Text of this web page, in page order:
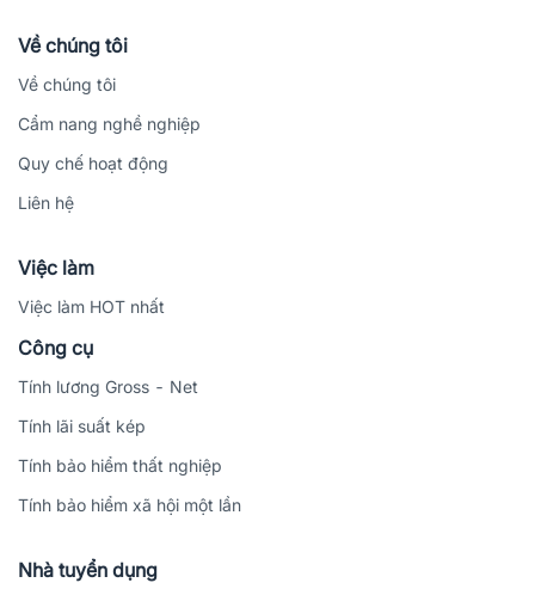
Về chúng tôi
Về chúng tôi
Cẩm nang nghề nghiệp
Quy chế hoạt động
Liên hệ
Việc làm
Việc làm HOT nhất
Công cụ
Tính lương Gross - Net
Tính lãi suất kép
Tính bảo hiểm thất nghiệp
Tính bảo hiểm xã hội một lần
Nhà tuyển dụng